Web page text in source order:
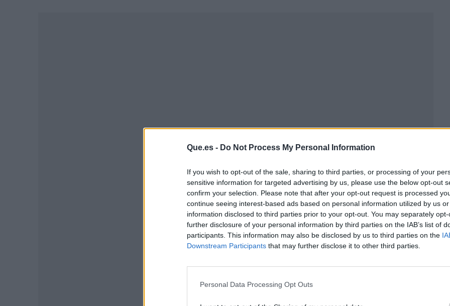
Que.es - Do Not Process My Personal Information
If you wish to opt-out of the sale, sharing to third parties, or processing of your
sensitive information for targeted advertising by us, please use the below opt-out
confirm your selection. Please note that after your opt-out request is processed
continue seeing interest-based ads based on personal information utilized by us
information disclosed to third parties prior to your opt-out. You may separately
further disclosure of your personal information by third parties on the IAB’s list of
participants. This information may also be disclosed by us to third parties on the
Downstream Participants that may further disclose it to other third parties.
Personal Data Processing Opt Outs